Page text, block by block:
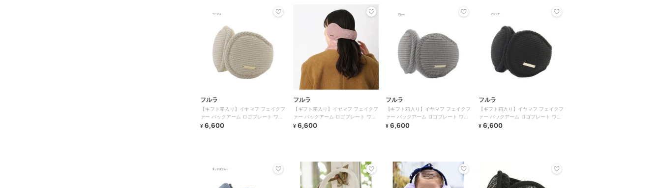
フルラ
【ギフト箱入り】イヤマフ フェイクフ
ァー バックアーム ロゴプレート ワン
ポイント 無地
¥ 6,600
フルラ
【ギフト箱入り】イヤマフ フェイクフ
ァー バックアーム ロゴプレート ワン
ポイント 無地
¥ 6,600
フルラ
【ギフト箱入り】イヤマフ フェイクフ
ァー バックアーム ロゴプレート ワン
ポイント 無地
¥ 6,600
フルラ
【ギフト箱入り】イヤマフ フェイクフ
ァー バックアーム ロゴプレート ワン
ポイント 無地
¥ 6,600